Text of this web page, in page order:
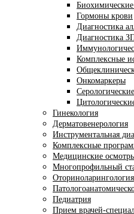
Гормоны крови
Диагностика
Диагностика
Комплексные
Онкомаркеры
Гинекология
Дерматовенерология
Инструментальная
Комплексные
Медицинские
Многопрофильный
Оториноларингология
Педиатрия
Прием врачей-